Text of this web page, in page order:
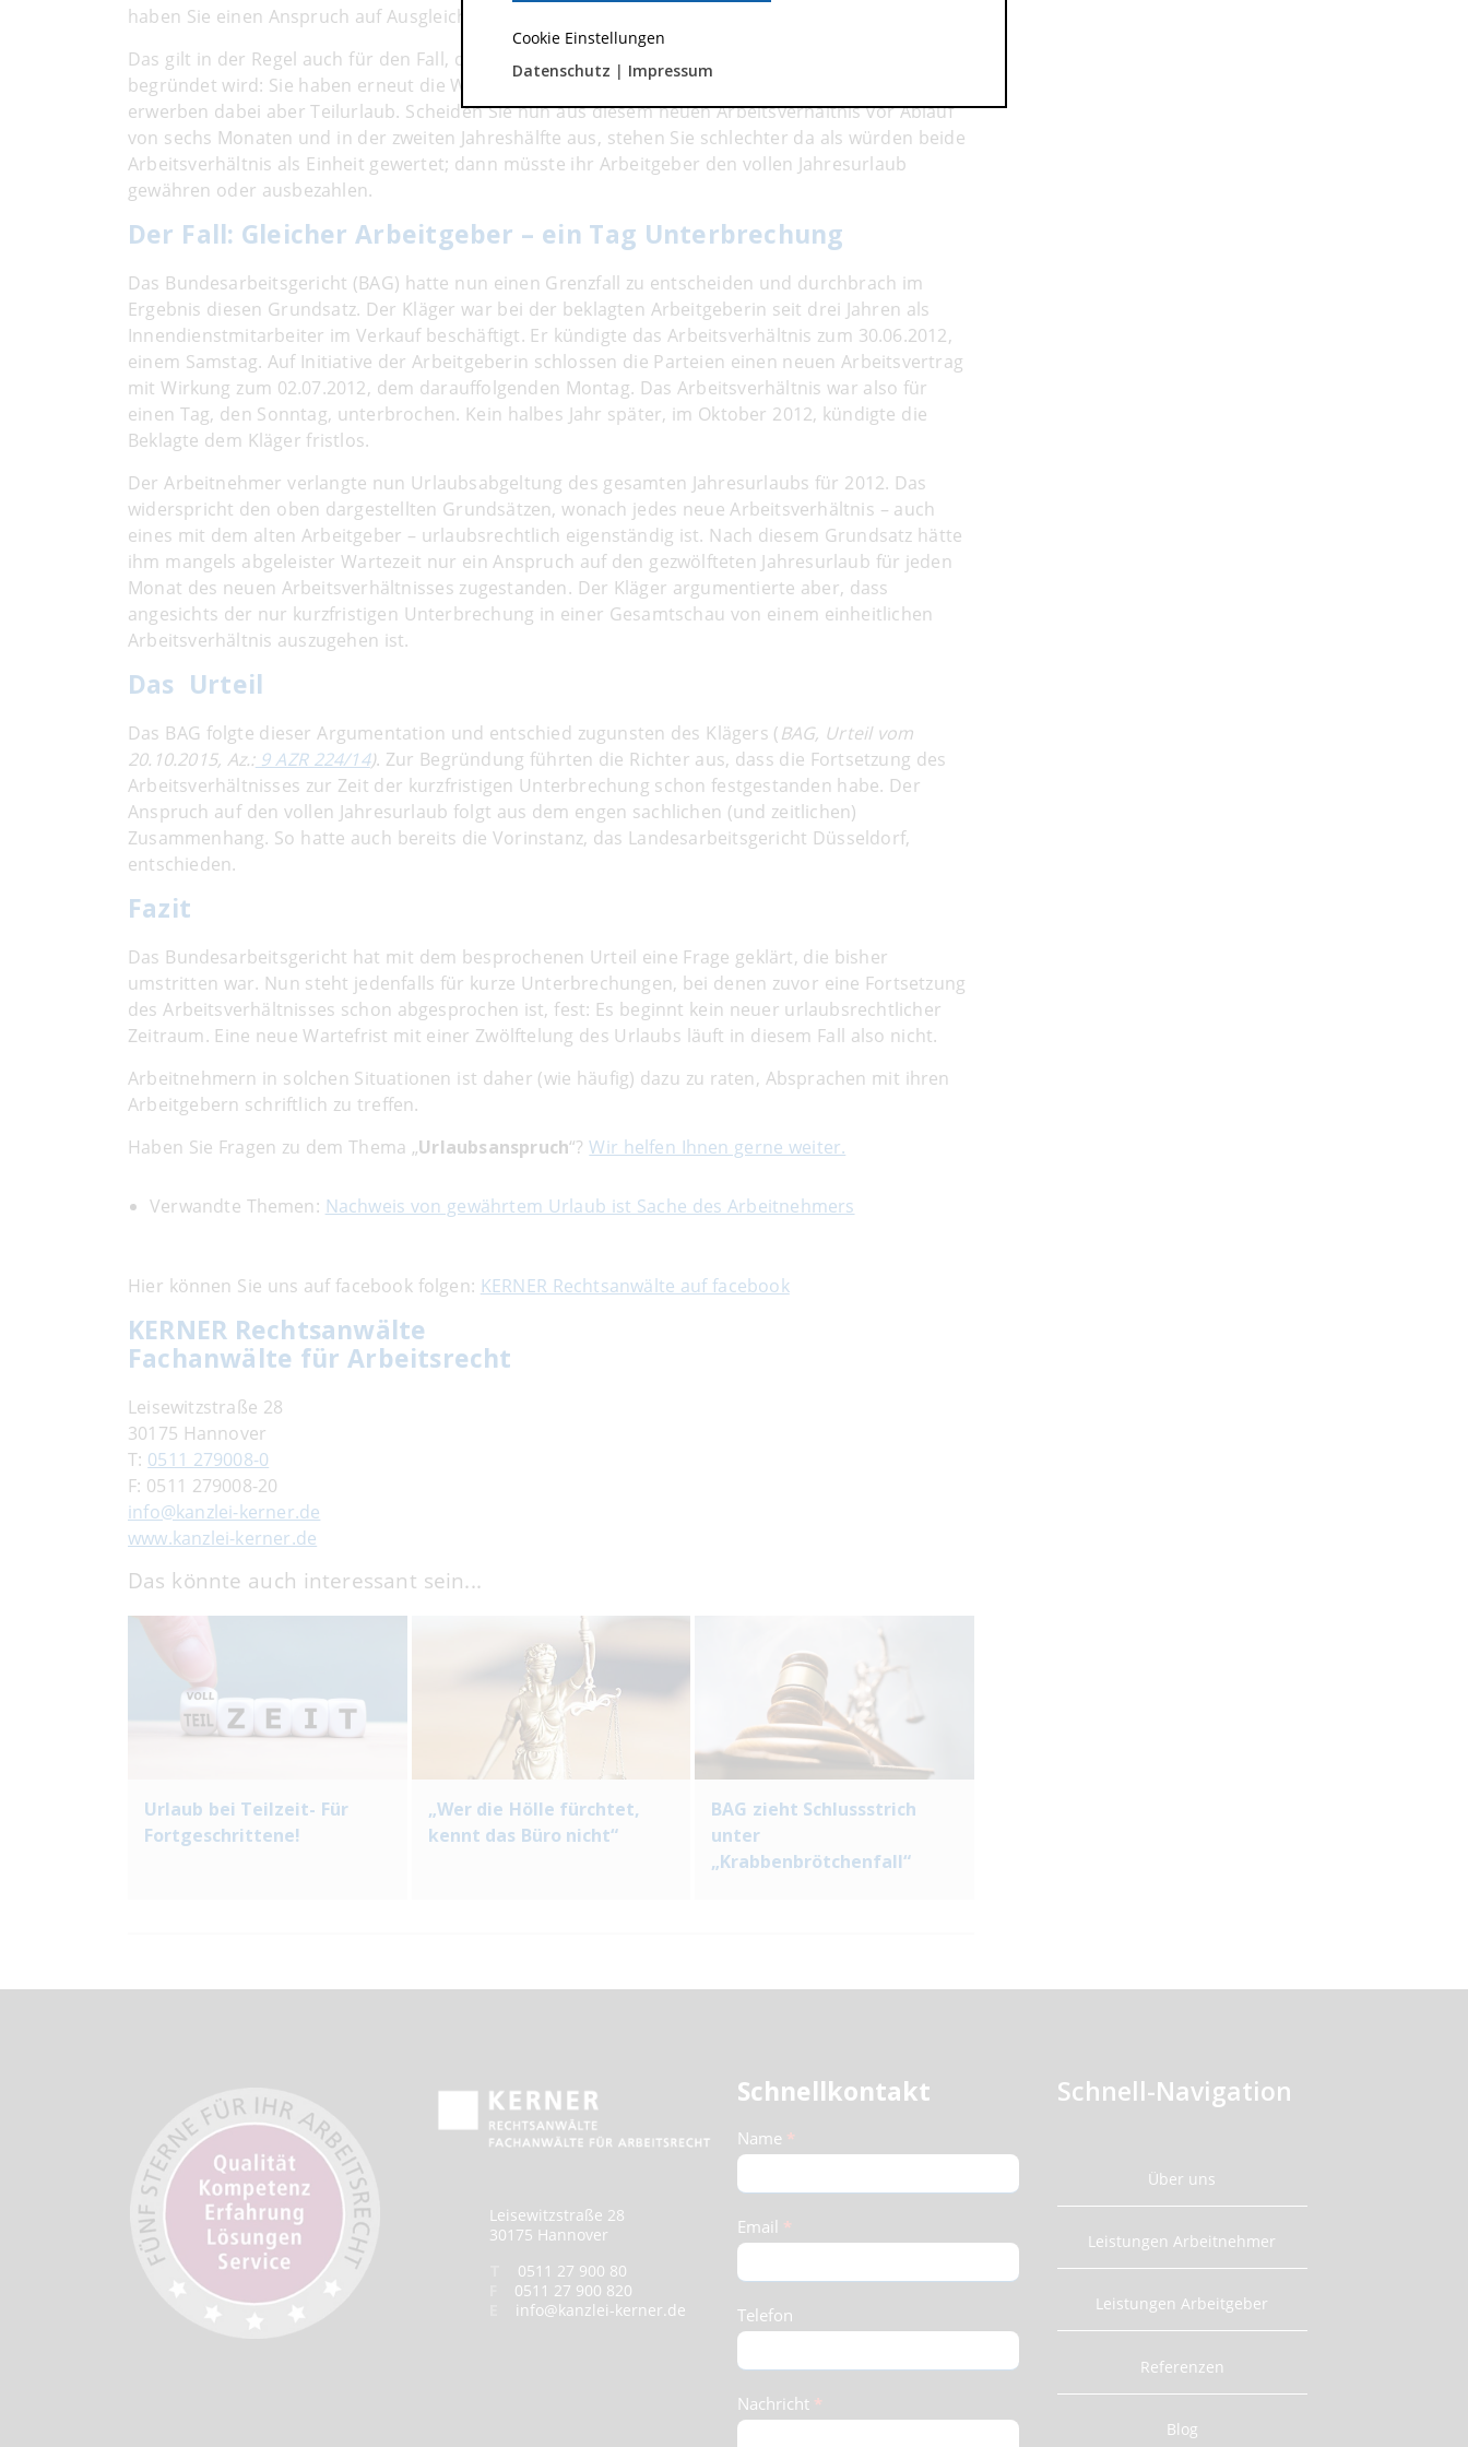
haben Sie einen Anspruch auf Ausgleich in Geld, § 7 Abs. 4 BUrlG.
Das gilt in der Regel auch für den Fall, dass ein neues Arbeitsverhältnis mit demselben Arbeitgeber
begründet wird: Sie haben erneut die Wartezeit zum Erwerb des vollen Jahresurlaubs zu erfüllen,
erwerben dabei aber Teilurlaub. Scheiden Sie nun aus diesem neuen Arbeitsverhältnis vor Ablauf
von sechs Monaten und in der zweiten Jahreshälfte aus, stehen Sie schlechter da als würden beide
Arbeitsverhältnis als Einheit gewertet; dann müsste ihr Arbeitgeber den vollen Jahresurlaub
gewähren oder ausbezahlen.
Der Fall: Gleicher Arbeitgeber – ein Tag Unterbrechung
Das Bundesarbeitsgericht (BAG) hatte nun einen Grenzfall zu entscheiden und durchbrach im
Ergebnis diesen Grundsatz. Der Kläger war bei der beklagten Arbeitgeberin seit drei Jahren als
Innendienstmitarbeiter im Verkauf beschäftigt. Er kündigte das Arbeitsverhältnis zum 30.06.2012,
einem Samstag. Auf Initiative der Arbeitgeberin schlossen die Parteien einen neuen Arbeitsvertrag
mit Wirkung zum 02.07.2012, dem darauffolgenden Montag. Das Arbeitsverhältnis war also für
einen Tag, den Sonntag, unterbrochen. Kein halbes Jahr später, im Oktober 2012, kündigte die
Beklagte dem Kläger fristlos.
Der Arbeitnehmer verlangte nun Urlaubsabgeltung des gesamten Jahresurlaubs für 2012. Das
widerspricht den oben dargestellten Grundsätzen, wonach jedes neue Arbeitsverhältnis – auch
eines mit dem alten Arbeitgeber – urlaubsrechtlich eigenständig ist. Nach diesem Grundsatz hätte
ihm mangels abgeleister Wartezeit nur ein Anspruch auf den gezwölfteten Jahresurlaub für jeden
Monat des neuen Arbeitsverhältnisses zugestanden. Der Kläger argumentierte aber, dass
angesichts der nur kurzfristigen Unterbrechung in einer Gesamtschau von einem einheitlichen
Arbeitsverhältnis auszugehen ist.
Das Urteil
Das BAG folgte dieser Argumentation und entschied zugunsten des Klägers (BAG, Urteil vom
20.10.2015, Az.:9 AZR 224/14). Zur Begründung führten die Richter aus, dass die Fortsetzung des
Arbeitsverhältnisses zur Zeit der kurzfristigen Unterbrechung schon festgestanden habe. Der
Anspruch auf den vollen Jahresurlaub folgt aus dem engen sachlichen (und zeitlichen)
Zusammenhang. So hatte auch bereits die Vorinstanz, das Landesarbeitsgericht Düsseldorf,
entschieden.
Fazit
Das Bundesarbeitsgericht hat mit dem besprochenen Urteil eine Frage geklärt, die bisher
umstritten war. Nun steht jedenfalls für kurze Unterbrechungen, bei denen zuvor eine Fortsetzung
des Arbeitsverhältnisses schon abgesprochen ist, fest: Es beginnt kein neuer urlaubsrechtlicher
Zeitraum. Eine neue Wartefrist mit einer Zwölftelung des Urlaubs läuft in diesem Fall also nicht.
Arbeitnehmern in solchen Situationen ist daher (wie häufig) dazu zu raten, Absprachen mit ihren
Arbeitgebern schriftlich zu treffen.
Haben Sie Fragen zu dem Thema „Urlaubsanspruch“?Wir helfen Ihnen gerne weiter.
Verwandte Themen: Nachweis von gewährtem Urlaub ist Sache des Arbeitnehmers
Hier können Sie uns auf facebook folgen: KERNER Rechtsanwälte auf facebook
KERNER Rechtsanwälte
Fachanwälte für Arbeitsrecht
Leisewitzstraße 28
30175 Hannover
T: 0511 279008-0
F: 0511 279008-20
info@kanzlei-kerner.de
www.kanzlei-kerner.de
Das könnte auch interessant sein...
Urlaub bei Teilzeit- Für
Fortgeschrittene!
„Wer die Hölle fürchtet,
kennt das Büro nicht“
BAG zieht Schlussstrich
unter
„Krabbenbrötchenfall“
Leisewitzstraße 28
30175 Hannover
0511 27 900 80
0511 27 900 820
info@kanzlei-kerner.de
Schnellkontakt
Schnellkontakt
(Footer)
Name *
Email *
Telefon
Nachricht *
Schnell-Navigation
Über uns
Leistungen Arbeitnehmer
Leistungen Arbeitgeber
Referenzen
Blog
Cookie Einstellungen
Datenschutz | Impressum